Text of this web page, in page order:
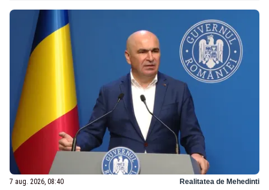
7 aug. 2026, 08:40 Realitatea de Mehedinti